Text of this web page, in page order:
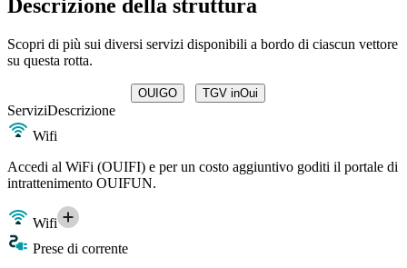
Descrizione della struttura
Scopri di più sui diversi servizi disponibili a bordo di ciascun vettore
su questa rotta.
OUIGO TGV inOui
ServiziDescrizione
Wifi
Accedi al WiFi (OUIFI) e per un costo aggiuntivo goditi il portale di
intrattenimento OUIFUN.
Wifi
Prese di corrente